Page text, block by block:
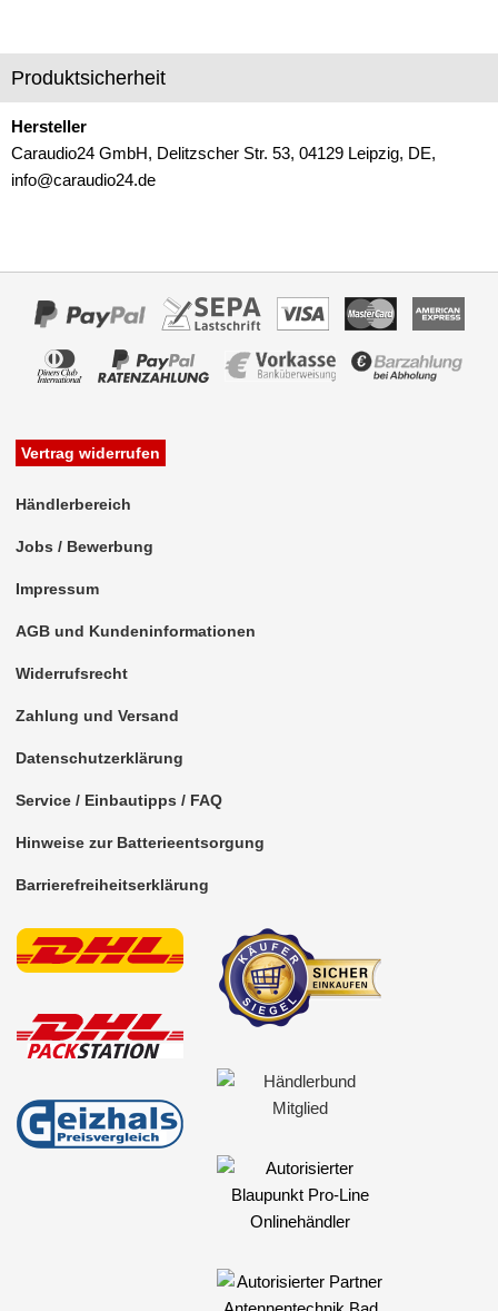
für Daihatsu
für Dodge
für Fiat
für Hummer
für Hyundai
für Iveco
für Jeep
für Kia
für Lada
für Lamborghini
für Lancia
für Mazda
für Mercedes-Benz
Citan
CLK-Klasse
GLK-Klasse
Produktsicherheit
Hersteller
Caraudio24 GmbH, Delitzscher Str. 53, 04129 Leipzig, DE,
info@caraudio24.de
Vertrag widerrufen
Händlerbereich
Jobs / Bewerbung
Impressum
AGB und Kundeninformationen
Widerrufsrecht
Zahlung und Versand
Datenschutzerklärung
Service / Einbautipps / FAQ
Hinweise zur Batterieentsorgung
Barrierefreiheitserklärung